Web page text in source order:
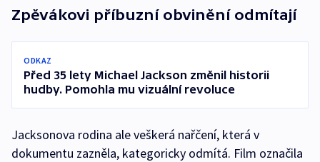
Zpěvákovi příbuzní obvinění odmítají
ODKAZ
Před 35 lety Michael Jackson změnil historii
hudby. Pomohla mu vizuální revoluce
Jacksonova rodina ale veškerá nařčení, která v
dokumentu zazněla, kategoricky odmítá. Film označila